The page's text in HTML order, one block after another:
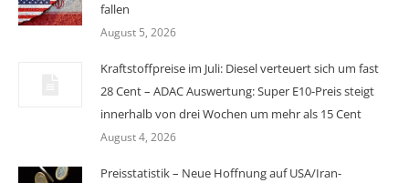
fallen
August 5, 2026
Kraftstoffpreise im Juli: Diesel verteuert sich um fast
28 Cent – ADAC Auswertung: Super E10-Preis steigt
innerhalb von drei Wochen um mehr als 15 Cent
August 4, 2026
Preisstatistik – Neue Hoffnung auf USA/Iran-